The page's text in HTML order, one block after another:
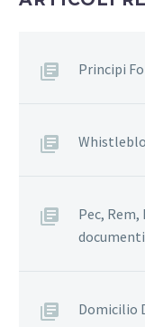
Principi
Pec,
documenti
Domicilio